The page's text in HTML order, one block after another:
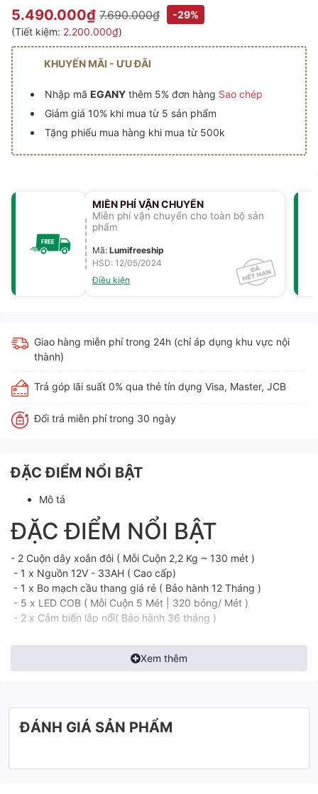
5.490.000₫ 7.690.000₫
-29%
(Tiết kiệm: 2.200.000₫)
KHUYẾN MÃI - ƯU ĐÃI
Nhập mã EGANYthêm 5% đơn hàng Sao chép
Giảm giá 10% khi mua từ 5 sản phẩm
Tặng phiếu mua hàng khi mua từ 500k
MIỄN PHÍ VẬN CHUYỂN
Miễn phí vận chuyển cho toàn bộ sản
phẩm
Mã: Lumifreeship
HSD: 12/05/2024
Điều kiện
Giao hàng miễn phí trong 24h (chỉ áp dụng khu vực nội
thành)
Trả góp lãi suất 0% qua thẻ tín dụng Visa, Master, JCB
Đổi trả miễn phí trong 30 ngày
ĐẶC ĐIỂM NỔI BẬT
Mô tả
ĐẶC ĐIỂM NỔI BẬT
- 2 Cuộn dây xoắn đôi ( Mỗi Cuộn 2,2 Kg ~ 130 mét )
- 1 x Nguồn 12V - 33AH ( Cao cấp)
- 1 x Bo mạch cầu thang giá rẻ ( Bảo hành 12 Tháng )
- 5 x LED COB ( Mỗi Cuộn 5 Mét | 320 bóng/ Mét )
- 2 x Cảm biến lắp nổi( Bảo hành 36 tháng )
Xem thêm
ĐÁNH GIÁ SẢN PHẨM